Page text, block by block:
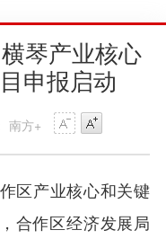
琴产业核心
申报启动
南方+
区产业核心和关键
合作区经济发展局